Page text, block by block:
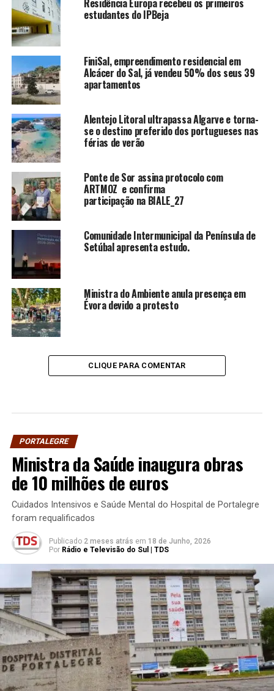
Residência Europa recebeu os primeiros
estudantes do IPBeja
FiniSal, empreendimento residencial em
Alcácer do Sal, já vendeu 50% dos seus 39
apartamentos
Alentejo Litoral ultrapassa Algarve e torna-
se o destino preferido dos portugueses nas
férias de verão
Ponte de Sor assina protocolo com
ARTMOZ e confirma
participação na BIALE_27
Comunidade Intermunicipal da Península de
Setúbal apresenta estudo.
Ministra do Ambiente anula presença em
Évora devido a protesto
CLIQUE PARA COMENTAR
PORTALEGRE
Ministra da Saúde inaugura obras
de 10 milhões de euros
Cuidados Intensivos e Saúde Mental do Hospital de Portalegre
foram requalificados
Publicado 2 meses atrás em 18 de Junho, 2026
Por Rádio e Televisão do Sul | TDS